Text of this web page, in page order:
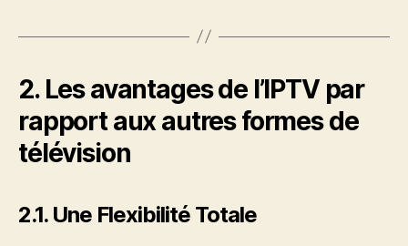
2. Les avantages de l’IPTV par
rapport aux autres formes de
télévision
2.1. Une Flexibilité Totale